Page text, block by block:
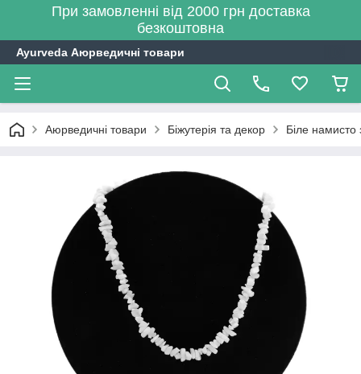
При замовленні від 2000 грн доставка
безкоштовна
Ayurveda Аюрведичні товари
Аюрведичні товари Біжутерія та декор Біле намисто